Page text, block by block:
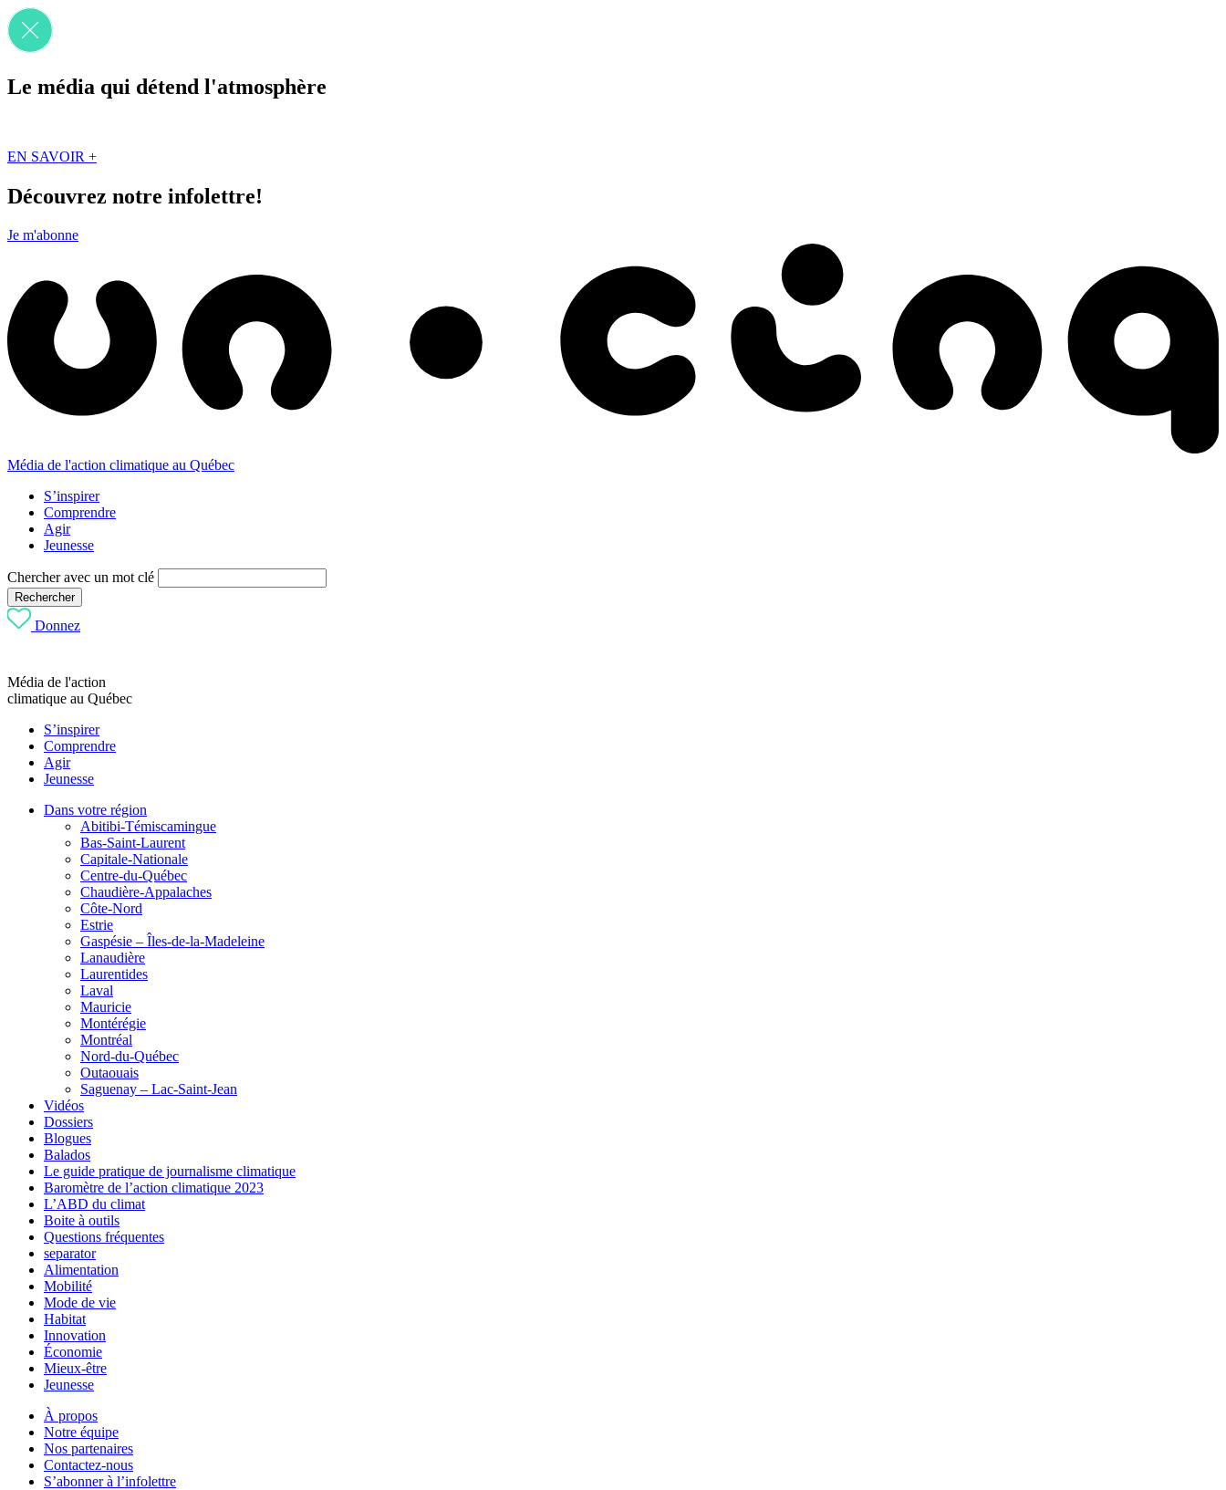
Le média qui détend l'atmosphère
EN SAVOIR +
Découvrez notre infolettre!
Je m'abonne
Média de l'action climatique au Québec
S’inspirer
Comprendre
Agir
Jeunesse
Chercher avec un mot clé
Rechercher
Donnez
Média de l'action
climatique au Québec
S’inspirer
Comprendre
Agir
Jeunesse
Dans votre région
Abitibi-Témiscamingue
Bas-Saint-Laurent
Capitale-Nationale
Centre-du-Québec
Chaudière-Appalaches
Côte-Nord
Estrie
Gaspésie – Îles-de-la-Madeleine
Lanaudière
Laurentides
Laval
Mauricie
Montérégie
Montréal
Nord-du-Québec
Outaouais
Saguenay – Lac-Saint-Jean
Vidéos
Dossiers
Blogues
Balados
Le guide pratique de journalisme climatique
Baromètre de l’action climatique 2023
L’ABD du climat
Boite à outils
Questions fréquentes
separator
Alimentation
Mobilité
Mode de vie
Habitat
Innovation
Économie
Mieux-être
Jeunesse
À propos
Notre équipe
Nos partenaires
Contactez-nous
S’abonner à l’infolettre